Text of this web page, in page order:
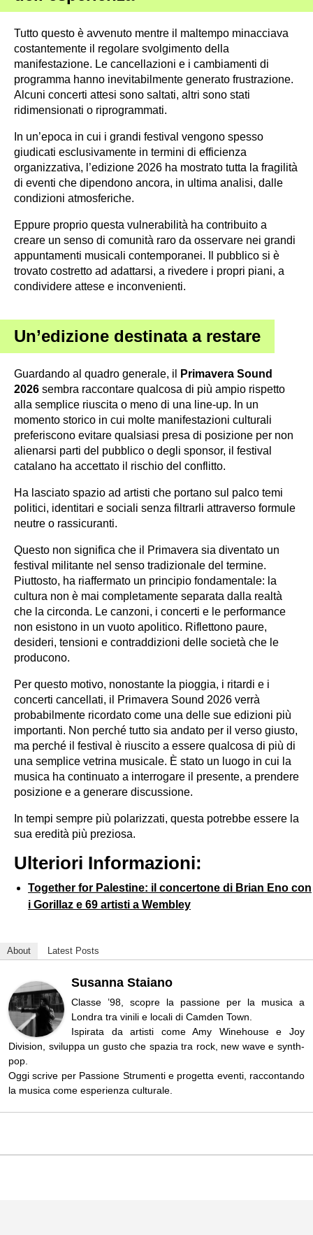
Tutto questo è avvenuto mentre il maltempo minacciava
costantemente il regolare svolgimento della
manifestazione. Le cancellazioni e i cambiamenti di
programma hanno inevitabilmente generato frustrazione.
Alcuni concerti attesi sono saltati, altri sono stati
ridimensionati o riprogrammati.
In un’epoca in cui i grandi festival vengono spesso
giudicati esclusivamente in termini di efficienza
organizzativa, l’edizione 2026 ha mostrato tutta la fragilità
di eventi che dipendono ancora, in ultima analisi, dalle
condizioni atmosferiche.
Eppure proprio questa vulnerabilità ha contribuito a
creare un senso di comunità raro da osservare nei grandi
appuntamenti musicali contemporanei. Il pubblico si è
trovato costretto ad adattarsi, a rivedere i propri piani, a
condividere attese e inconvenienti.
Un’edizione destinata a restare
Guardando al quadro generale, il
Primavera Sound
2026 sembra raccontare qualcosa di più ampio rispetto
alla semplice riuscita o meno di una line-up. In un
momento storico in cui molte manifestazioni culturali
preferiscono evitare qualsiasi presa di posizione per non
alienarsi parti del pubblico o degli sponsor, il festival
catalano ha accettato il rischio del conflitto.
Ha lasciato spazio ad artisti che portano sul palco temi
politici, identitari e sociali senza filtrarli attraverso formule
neutre o rassicuranti.
Questo non significa che il Primavera sia diventato un
festival militante nel senso tradizionale del termine.
Piuttosto, ha riaffermato un principio fondamentale: la
cultura non è mai completamente separata dalla realtà
che la circonda. Le canzoni, i concerti e le performance
non esistono in un vuoto apolitico. Riflettono paure,
desideri, tensioni e contraddizioni delle società che le
producono.
Per questo motivo, nonostante la pioggia, i ritardi e i
concerti cancellati, il Primavera Sound 2026 verrà
probabilmente ricordato come una delle sue edizioni più
importanti. Non perché tutto sia andato per il verso giusto,
ma perché il festival è riuscito a essere qualcosa di più di
una semplice vetrina musicale. È stato un luogo in cui la
musica ha continuato a interrogare il presente, a prendere
posizione e a generare discussione.
In tempi sempre più polarizzati, questa potrebbe essere la
sua eredità più preziosa.
Ulteriori Informazioni:
Together for Palestine: il concertone di Brian Eno con
i Gorillaz e 69 artisti a Wembley
About Latest Posts
Susanna Staiano
Classe ’98, scopre la passione per la musica a
Londra tra vinili e locali di Camden Town.
Ispirata da artisti come Amy Winehouse e Joy
Division, sviluppa un gusto che spazia tra rock, new wave e synth-
pop.
Oggi scrive per Passione Strumenti e progetta eventi, raccontando
la musica come esperienza culturale.